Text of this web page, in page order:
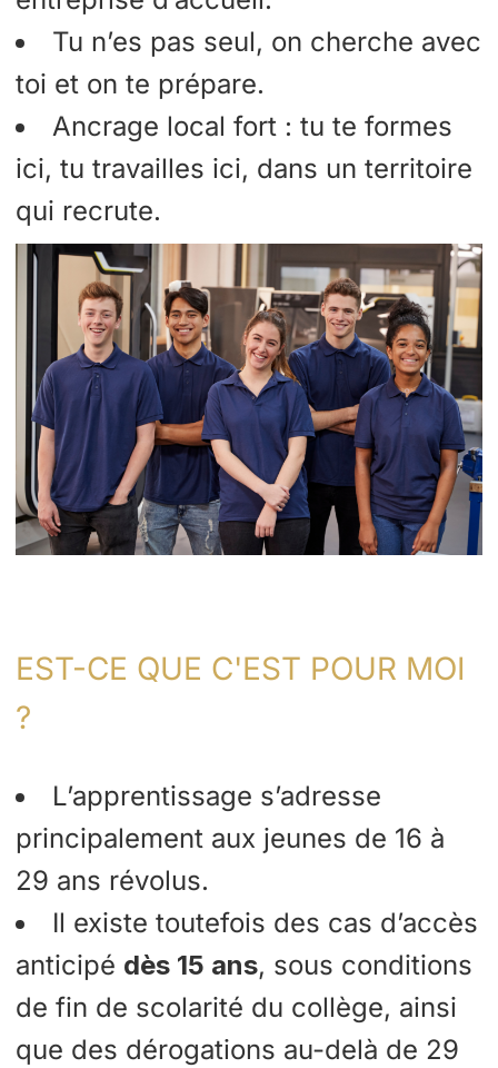
Tu n’es pas seul, on cherche avec
toi et on te prépare.
Ancrage local fort : tu te formes
ici, tu travailles ici, dans un territoire
qui recrute.
EST-CE QUE C'EST POUR MOI
?
L’apprentissage s’adresse
principalement aux jeunes de 16 à
29 ans révolus.
Il existe toutefois des cas d’accès
anticipé dès 15 ans, sous conditions
de fin de scolarité du collège, ainsi
que des dérogations au-delà de 29